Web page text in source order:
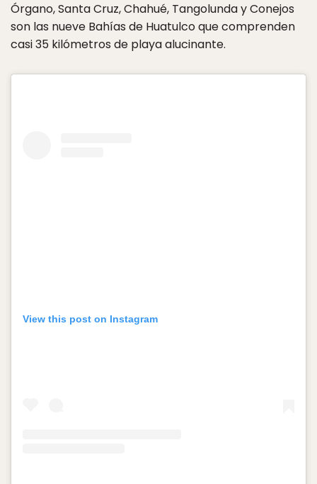
Órgano, Santa Cruz, Chahué, Tangolunda y Conejos
son las nueve Bahías de Huatulco que comprenden
casi 35 kilómetros de playa alucinante.
View this post on Instagram